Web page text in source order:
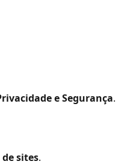
e Segurança.
de sites.